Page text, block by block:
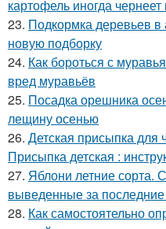
картофель иногда
23. Подкормка деревьев в
новую подборку
24. Как бороться с
вред муравьёв
25. Посадка орешника
лещину осенью
26. Детская присыпка для
Присыпка детская :
27. Яблони летние сорта.
выведенные за
28. Как самостоятельно